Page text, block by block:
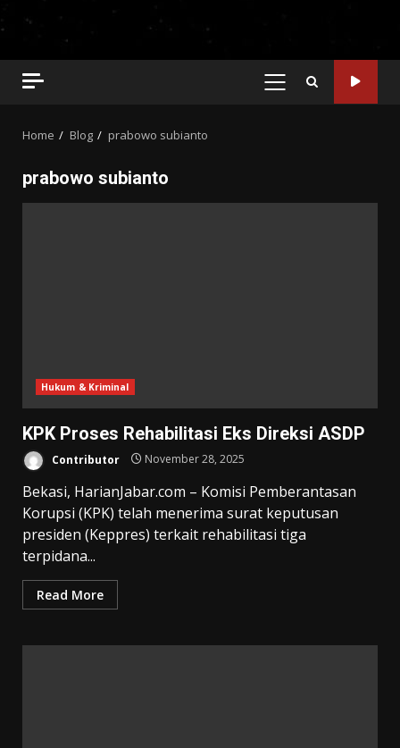
PRIMARY
Home Blog prabowo subianto
prabowo subianto
Hukum & Kriminal
KPK Proses Rehabilitasi Eks Direksi ASDP
Contributor November 28, 2025
Bekasi, HarianJabar.com – Komisi Pemberantasan
Korupsi (KPK) telah menerima surat keputusan
presiden (Keppres) terkait rehabilitasi tiga
terpidana...
Read More